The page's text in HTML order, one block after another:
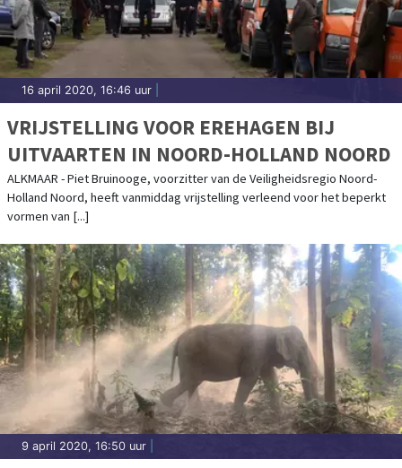
16 april 2020, 16:46 uur
VRIJSTELLING VOOR EREHAGEN BIJ
UITVAARTEN IN NOORD-HOLLAND NOORD
ALKMAAR - Piet Bruinooge, voorzitter van de Veiligheidsregio Noord-
Holland Noord, heeft vanmiddag vrijstelling verleend voor het beperkt
vormen van [...]
9 april 2020, 16:50 uur